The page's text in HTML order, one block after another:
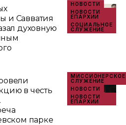
НОВОСТИ
НОВОСТИ
ЕПАРХИИ
СОЦИАЛЬНОЕ
СЛУЖЕНИЕ
и Савватия
духовную
МИССИОНЕРСКОЕ
СЛУЖЕНИЕ
НОВОСТИ
НОВОСТИ
ЕПАРХИИ
в честь
парке